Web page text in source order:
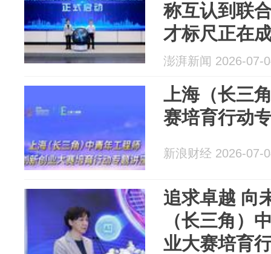
称互认到联
才标尺正在
澎湃新闻 2026-07-
上海（长三
赛培育行动
新浪财经 2026-07-
追求卓越 向
（长三角）
业大赛培育